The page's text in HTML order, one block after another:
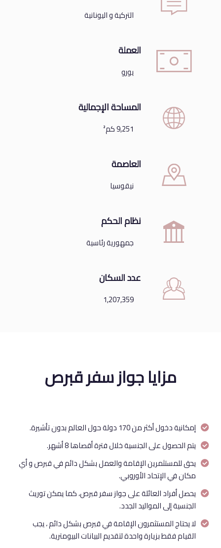
التركية و اليونانية
العملة
يورو
المساحة الإجمالية
9,251 كم²
العاصمة
نيقوسيا
نظام الحكم
جمهورية رئاسية
عدد السكان
1,207,359
مزايا جواز سفر قبرص
إمكانية دخول أكثر من 170 دولة حول العالم بدون تأشيرة.
يتم الحصول على الجنسية خلال فترة أقصاها 8 أشهر.
يحق للمستثمرين الإقامة والعمل بشكل دائم في قبرص و أي
مكان في الإتحاد الأوروبي.
يحصل أفراد العائلة على جواز سفر قبرص، كما يمكن توريث
الجنسية إلى المواليد الجدد.
لا يحتاج المستثمرون الإقامة في قبرص بشكل دائم ، يجب
القيام فقط بزيارة واحدة لتقديم البيانات البيومترية.